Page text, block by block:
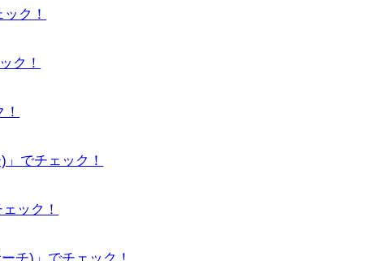
ク！
ク！
」でチェック！
ック！
チ)」でチェック！